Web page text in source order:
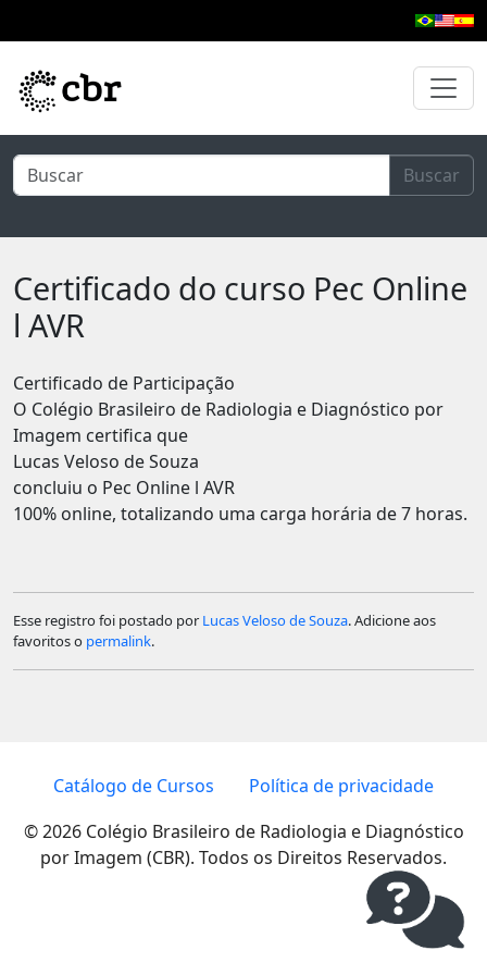
Buscar
Certificado do curso Pec Online
l AVR
Certificado de Participação
O Colégio Brasileiro de Radiologia e Diagnóstico por
Imagem certifica que
Lucas Veloso de Souza
concluiu o Pec Online l AVR
100% online, totalizando uma carga horária de 7 horas.
Esse registro foi postado por Lucas Veloso de Souza. Adicione aos
favoritos o permalink.
Catálogo de Cursos
Política de privacidade
© 2026 Colégio Brasileiro de Radiologia e Diagnóstico
por Imagem (CBR). Todos os Direitos Reservados.